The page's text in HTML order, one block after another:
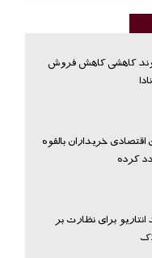
کاهشی کاهش فروش
خریداران بالقوه
کرده
برای نظارت بر